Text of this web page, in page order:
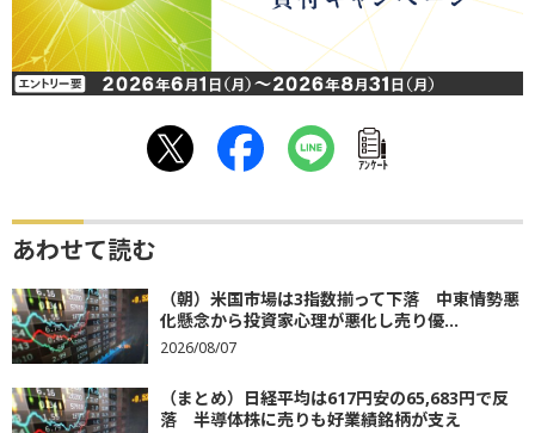
ｱﾝｹｰﾄ
あわせて読む
（朝）米国市場は3指数揃って下落 中東情勢悪
化懸念から投資家心理が悪化し売り優...
2026/08/07
（まとめ）日経平均は617円安の65,683円で反
落 半導体株に売りも好業績銘柄が支え